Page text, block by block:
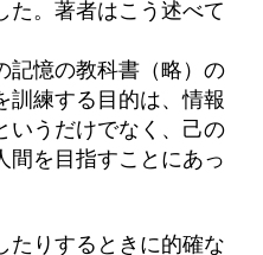
た。著者はこう述べて
記憶の教科書（略）の
訓練する目的は、情報
いうだけでなく、己の
間を目指すことにあっ
たりするときに的確な